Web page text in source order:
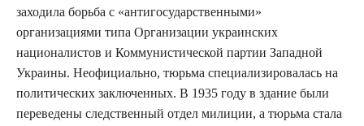
заходила борьба с «антигосударственными»
организациями типа Организации украинских
националистов и Коммунистической партии Западной
Украины. Неофициально, тюрьма специализировалась на
политических заключенных. В 1935 году в здание были
переведены следственный отдел милиции, а тюрьма стала